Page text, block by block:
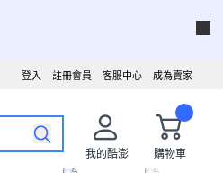
成為賣家
客服中心
註冊會員
登入
我的酷澎
購物車